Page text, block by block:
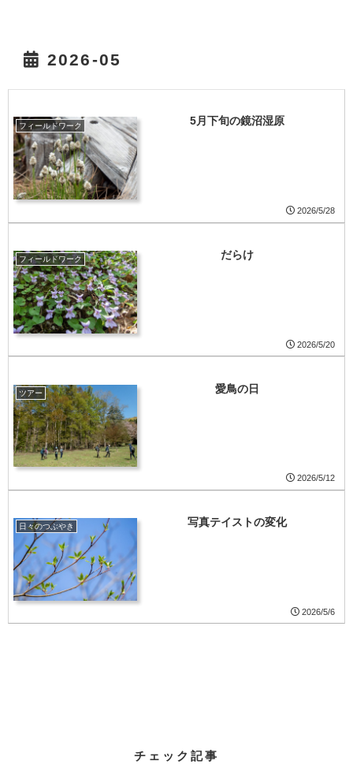
2026-05
フィールドワーク 5月下旬の鏡沼湿原
2026/5/28
フィールドワーク だらけ
2026/5/20
ツアー 愛鳥の日
2026/5/12
日々のつぶやき 写真テイストの変化
2026/5/6
チェック記事